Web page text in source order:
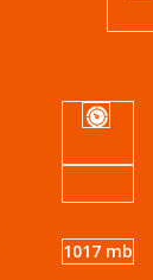
1017 mb